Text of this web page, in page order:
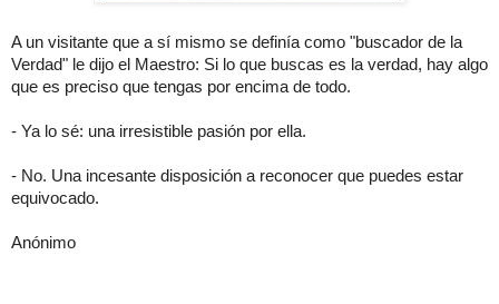
A un visitante que a sí mismo se definía como "buscador de la
Verdad" le dijo el Maestro: Si lo que buscas es la verdad, hay algo
que es preciso que tengas por encima de todo.
- Ya lo sé: una irresistible pasión por ella.
- No. Una incesante disposición a reconocer que puedes estar
equivocado.
Anónimo